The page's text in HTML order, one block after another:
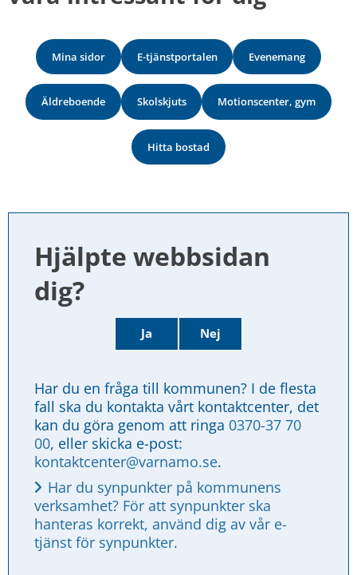
Mina sidor E-tjänstportalen Evenemang
Äldreboende Skolskjuts Motionscenter, gym
Hitta bostad
Hjälpte webbsidan
dig?
Ja Nej
Har du en fråga till kommunen? I de flesta
fall ska du kontakta vårt kontaktcenter, det
kan du göra genom att ringa 0370-37 70
00
kontaktcenter@varnamo.se.
Har du synpunkter på kommunens
verksamhet? För att synpunkter ska
hanteras korrekt, använd dig av vår e-
tjänst för synpunkter.